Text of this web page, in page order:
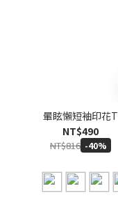
暈眩懶短袖印花T
NT$490
NT$816 -40%